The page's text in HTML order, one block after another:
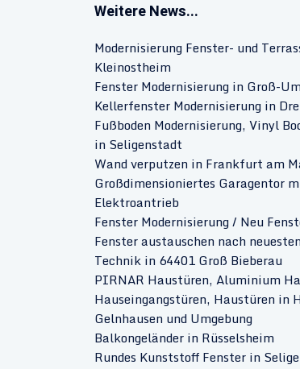
Weitere News...
Modernisierung Fenster- und
Kleinostheim
Fenster Modernisierung in Groß-
Kellerfenster Modernisierung in
Fußboden Modernisierung, Vinyl
in Seligenstadt
Wand verputzen in Frankfurt am
Großdimensioniertes Garagentor
Elektroantrieb
Fenster Modernisierung / Neu
Fenster austauschen nach
Technik in 64401 Groß Bieberau
PIRNAR Haustüren, Aluminium
Hauseingangstüren, Haustüren in
Gelnhausen und Umgebung
Balkongeländer in Rüsselsheim
Rundes Kunststoff Fenster in